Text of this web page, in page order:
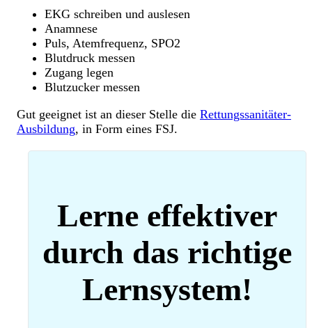
EKG schreiben und auslesen
Anamnese
Puls, Atemfrequenz, SPO2
Blutdruck messen
Zugang legen
Blutzucker messen
Gut geeignet ist an dieser Stelle die Rettungssanitäter-
Ausbildung, in Form eines FSJ.
Lerne effektiver
durch das richtige
Lernsystem!